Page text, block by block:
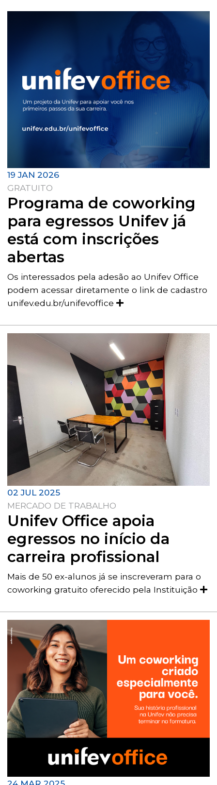
19 JAN 2026
GRATUITO
Programa de coworking
para egressos Unifev já
está com inscrições
abertas
Os interessados pela adesão ao Unifev Office
podem acessar diretamente o link de cadastro
unifev.edu.br/unifevoffice
02 JUL 2025
MERCADO DE TRABALHO
Unifev Office apoia
egressos no início da
carreira profissional
Mais de 50 ex-alunos já se inscreveram para o
coworking gratuito oferecido pela Instituição